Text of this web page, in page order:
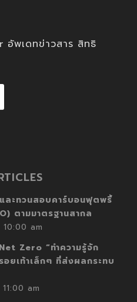
พเดทข่าวสาร สิทธิ
และทวนสอบคาร์บอนฟุตพริ้
ตามมาตรฐานสากล
am
Zero “ทำความรู้จัก
ยเท้าเล็กๆ ที่ส่งผลกระทบ
am